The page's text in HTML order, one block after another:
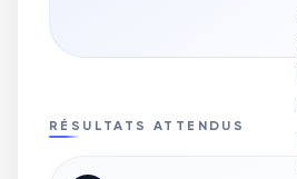
RÉSULTATS ATTENDUS